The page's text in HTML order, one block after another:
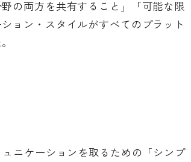
の両方を共有すること」「可能な限
ョン・スタイルがすべてのプラット
ニケーションを取るための「シンプ